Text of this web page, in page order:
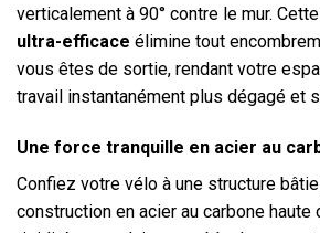
verticalement à 90° contre le mur. Cette
ultra-efficace élimine tout
vous êtes de sortie, rendant votre
travail instantanément plus dégagé et
Une force tranquille en acier au
Confiez votre vélo à une structure bâtie
construction en acier au carbone